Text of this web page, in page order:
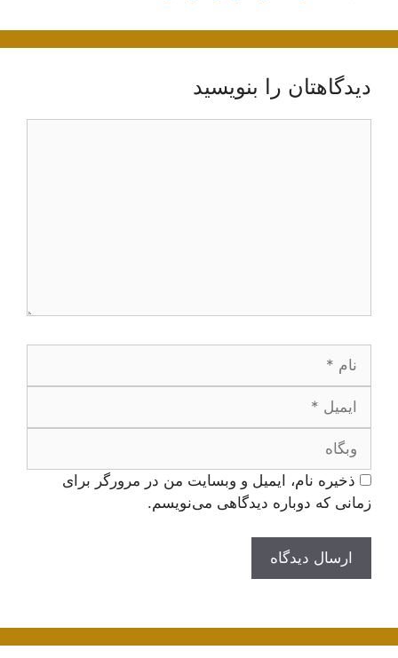
دیدگاهتان را بنویسید
ایمیل
وبگاه
ذخیره نام، ایمیل و وبسایت من در مرورگر برای
زمانی که دوباره دیدگاهی می‌نویسم.